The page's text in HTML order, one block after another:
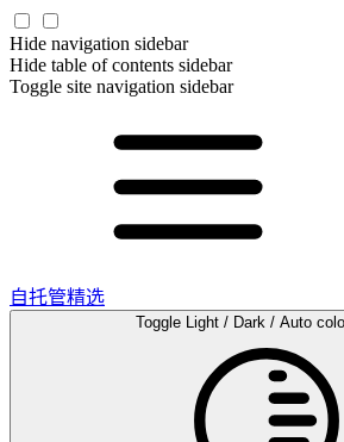
Hide navigation sidebar
Hide table of contents sidebar
Toggle site navigation sidebar
自托管精选
Toggle Light / Dark / Auto